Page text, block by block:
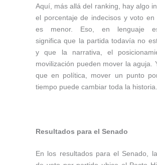
Aquí, más allá del ranking, hay algo
el porcentaje de indecisos y voto en
es menor. Eso, en lenguaje
significa que la partida todavía no
y que la narrativa, el
movilización pueden mover la aguja.
que en política, mover un punto
tiempo puede cambiar toda la historia.
Resultados para el Senado
En los resultados para el Senado,